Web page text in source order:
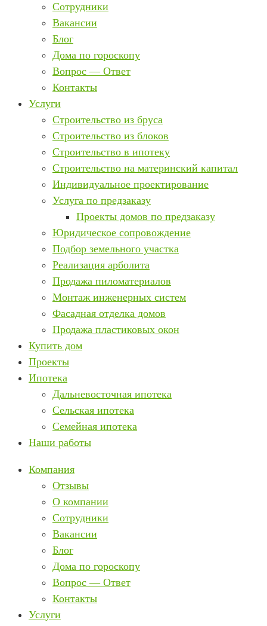
Сотрудники
Вакансии
Блог
Дома по гороскопу
Вопрос — Ответ
Контакты
Услуги
Строительство из бруса
Строительство из блоков
Строительство в ипотеку
Строительство на материнский капитал
Индивидуальное проектирование
Услуга по предзаказу
Проекты домов по предзаказу
Юридическое сопровождение
Подбор земельного участка
Реализация арболита
Продажа пиломатериалов
Монтаж инженерных систем
Фасадная отделка домов
Продажа пластиковых окон
Купить дом
Проекты
Ипотека
Дальневосточная ипотека
Сельская ипотека
Семейная ипотека
Наши работы
Компания
Отзывы
О компании
Сотрудники
Вакансии
Блог
Дома по гороскопу
Вопрос — Ответ
Контакты
Услуги